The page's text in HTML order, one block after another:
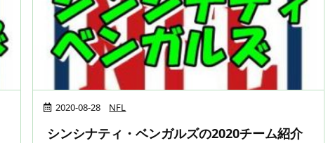
2020-08-28 NFL
シンシナティ・ベンガルズの2020チーム紹介